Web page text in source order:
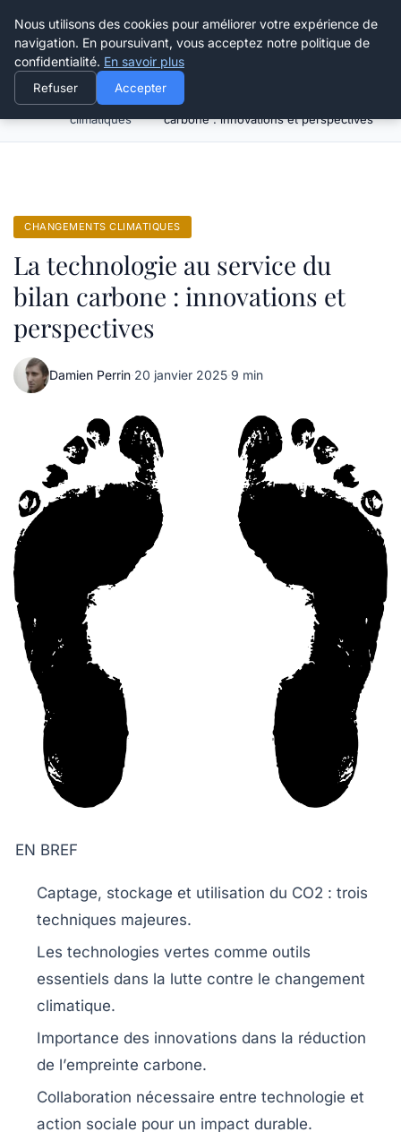
Happy Calyx Farmer
Changements
climatiques
La technologie au service du bilan
carbone : innovations et perspectives
CHANGEMENTS CLIMATIQUES
La technologie au service du
bilan carbone : innovations et
perspectives
Damien Perrin·20 janvier 2025·9 min
EN BREF
Captage, stockage et utilisation du CO2 : trois
techniques majeures.
Les technologies vertes comme outils
essentiels dans la lutte contre le changement
climatique.
Importance des innovations dans la réduction
de l’empreinte carbone.
Collaboration nécessaire entre technologie et
action sociale pour un impact durable.
Nous utilisons des cookies pour améliorer votre expérience de
navigation. En poursuivant, vous acceptez notre politique de
confidentialité. En savoir plus
Refuser Accepter